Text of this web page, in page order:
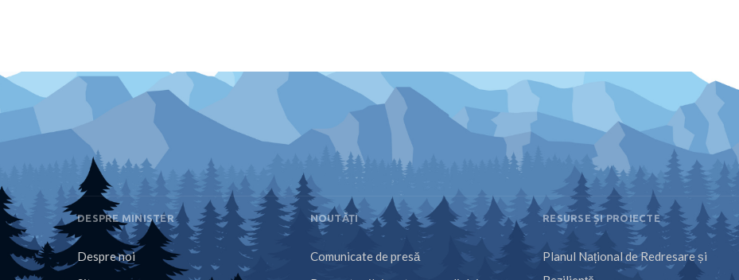
DESPRE MINISTER
Despre noi
NOUTĂȚI
Comunicate de presă
RESURSE ȘI PROIECTE
Planul Național de Redresare și